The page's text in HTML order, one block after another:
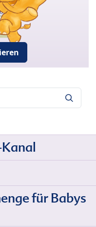
für Babys